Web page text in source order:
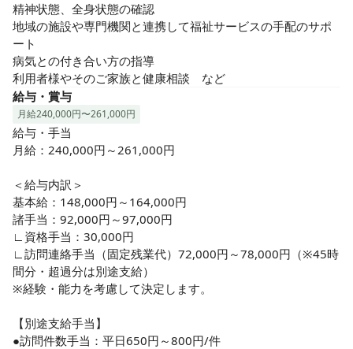
精神状態、全身状態の確認
地域の施設や専門機関と連携して福祉サービスの手配のサポ
ート
病気との付き合い方の指導
利用者様やそのご家族と健康相談　など
給与・賞与
月給240,000円〜261,000円
給与・手当
月給：240,000円～261,000円
＜給与内訳＞
基本給：148,000円～164,000円
諸手当：92,000円～97,000円
∟資格手当：30,000円
∟訪問連絡手当（固定残業代）72,000円～78,000円（※45時
間分・超過分は別途支給）
※経験・能力を考慮して決定します。
【別途支給手当】
●訪問件数手当：平日650円～800円/件